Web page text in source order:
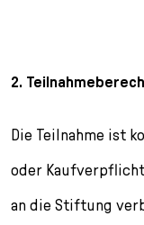
2.
Die Teilnahme ist
oder
an die Stiftung